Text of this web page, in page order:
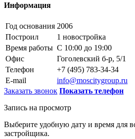
Информация
Год основания 2006
Построил
1 новостройка
Время работы С 10:00 до 19:00
Офис
Гоголевский б-р, 5/1
Телефон
+7 (495) 783-34-34
E-mail
info@moscitygroup.ru
Заказать звонок Показать телефон
Запись на просмотр
Выберите удобную дату и время для
застройщика.